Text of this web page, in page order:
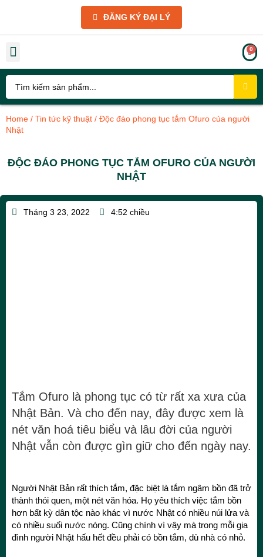
ĐĂNG KÝ ĐẠI LÝ
Home / Tin tức kỹ thuật / Độc đáo phong tục tắm Ofuro của người
Nhật
ĐỘC ĐÁO PHONG TỤC TẮM OFURO CỦA NGƯỜI
NHẬT
Tháng 3 23, 2022 4:52 chiều
Tắm Ofuro là phong tục có từ rất xa xưa của
Nhật Bản. Và cho đến nay, đây được xem là
nét văn hoá tiêu biểu và lâu đời của người
Nhật vẫn còn được gìn giữ cho đến ngày nay.
Người Nhật Bản rất thích tắm, đặc biệt là tắm ngâm bồn đã trở
thành thói quen, một nét văn hóa. Họ yêu thích việc tắm bồn
hơn bất kỳ dân tộc nào khác vì nước Nhật có nhiều núi lửa và
có nhiều suối nước nóng. Cũng chính vì vậy mà trong mỗi gia
đình người Nhật hấu hết đều phải có bồn tắm, dù nhà có nhỏ.